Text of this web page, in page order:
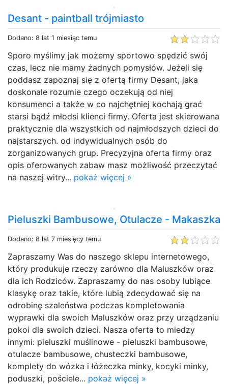
Desant - paintball trójmiasto
Dodano: 8 lat 1 miesiąc temu
Sporo myślimy jak możemy sportowo spędzić swój
czas, lecz nie mamy żadnych pomysłów. Jeżeli się
poddasz zapoznaj się z ofertą firmy Desant, jaka
doskonale rozumie czego oczekują od niej
konsumenci a także w co najchętniej kochają grać
starsi bądź młodsi klienci firmy. Oferta jest skierowana
praktycznie dla wszystkich od najmłodszych dzieci do
najstarszych. od indywidualnych osób do
zorganizowanych grup. Precyzyjna oferta firmy oraz
opis oferowanych zabaw masz możliwość przeczytać
na naszej witry... pokaż więcej »
Pieluszki Bambusowe, Otulacze - Makaszka
Dodano: 8 lat 7 miesięcy temu
Zapraszamy Was do naszego sklepu internetowego,
który produkuje rzeczy zarówno dla Maluszków oraz
dla ich Rodziców. Zapraszamy do nas osoby lubiące
klasykę oraz takie, które lubią zdecydować się na
odrobinę szaleństwa podczas kompletowania
wyprawki dla swoich Maluszków oraz przy urządzaniu
pokoi dla swoich dzieci. Nasza oferta to miedzy
innymi: pieluszki muślinowe - pieluszki bambusowe,
otulacze bambusowe, chusteczki bambusowe,
komplety do wózka i łóżeczka minky, kocyki minky,
poduszki, pościele... pokaż więcej »